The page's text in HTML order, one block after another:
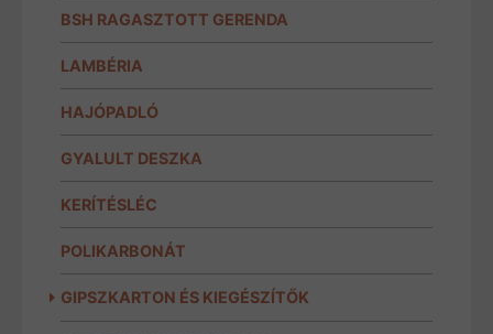
BSH RAGASZTOTT GERENDA
LAMBÉRIA
HAJÓPADLÓ
GYALULT DESZKA
KERÍTÉSLÉC
POLIKARBONÁT
GIPSZKARTON ÉS KIEGÉSZÍTŐK